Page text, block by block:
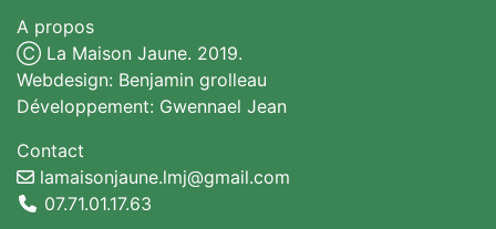
A propos
Ⓒ La Maison Jaune. 2019.
Webdesign: Benjamin grolleau
Développement: Gwennael Jean
Contact
lamaisonjaune.lmj@gmail.com
07.71.01.17.63